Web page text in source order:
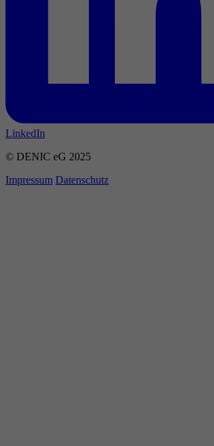
LinkedIn
© DENIC eG 2025
Impressum Datenschutz